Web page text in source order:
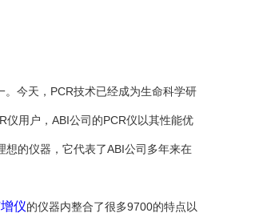
今天，PCR技术已经成为生命科学研
仪用户，ABI公司的PCR仪以其性能优
想的仪器，它代表了ABI公司多年来在
仪的仪器内整合了很多9700的特点以